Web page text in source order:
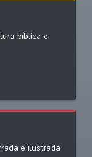
bíblica e
e ilustrada